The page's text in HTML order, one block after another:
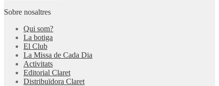
Sobre nosaltres
Qui som?
La botiga
El Club
La Missa de Cada Dia
Activitats
Editorial Claret
Distribuïdora Claret